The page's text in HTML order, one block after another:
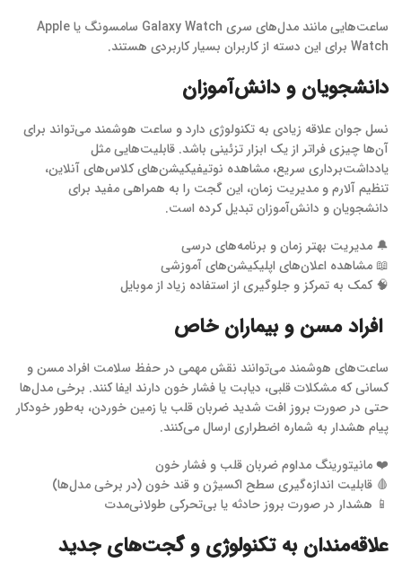
ساعت‌هایی مانند مدل‌های سری Galaxy Watch سامسونگ یا Apple
Watch برای این دسته از کاربران بسیار کاربردی هستند.
دانشجویان و دانش‌آموزان
نسل جوان علاقه زیادی به تکنولوژی دارد و ساعت هوشمند می‌تواند برای
آن‌ها چیزی فراتر از یک ابزار تزئینی باشد. قابلیت‌هایی مثل
یادداشت‌برداری سریع، مشاهده نوتیفیکیشن‌های کلاس‌های آنلاین،
تنظیم آلارم و مدیریت زمان، این گجت را به همراهی مفید برای
دانشجویان و دانش‌آموزان تبدیل کرده است.
🔔 مدیریت بهتر زمان و برنامه‌های درسی
📖 مشاهده اعلان‌های اپلیکیشن‌های آموزشی
🧠 کمک به تمرکز و جلوگیری از استفاده زیاد از موبایل
افراد مسن و بیماران خاص
ساعت‌های هوشمند می‌توانند نقش مهمی در حفظ سلامت افراد مسن و
کسانی که مشکلات قلبی، دیابت یا فشار خون دارند ایفا کنند. برخی مدل‌ها
حتی در صورت بروز افت شدید ضربان قلب یا زمین خوردن، به‌طور خودکار
پیام هشدار به شماره اضطراری ارسال می‌کنند.
❤️ مانیتورینگ مداوم ضربان قلب و فشار خون
🩸 قابلیت اندازه‌گیری سطح اکسیژن و قند خون (در برخی مدل‌ها)
📱 هشدار در صورت بروز حادثه یا بی‌تحرکی طولانی‌مدت
علاقه‌مندان به تکنولوژی و گجت‌های جدید